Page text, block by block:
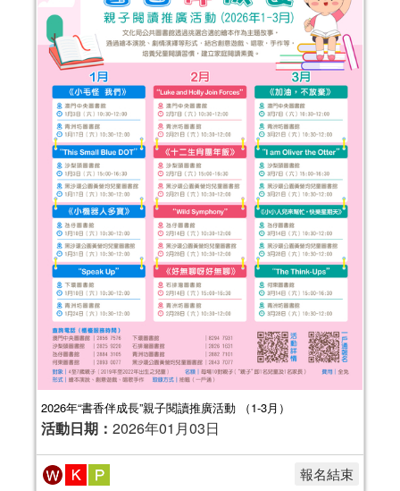
2026年“書香伴成長”親子閱讀推廣活動 （1-3月）
活動日期： 2026年01月03日
報名結束